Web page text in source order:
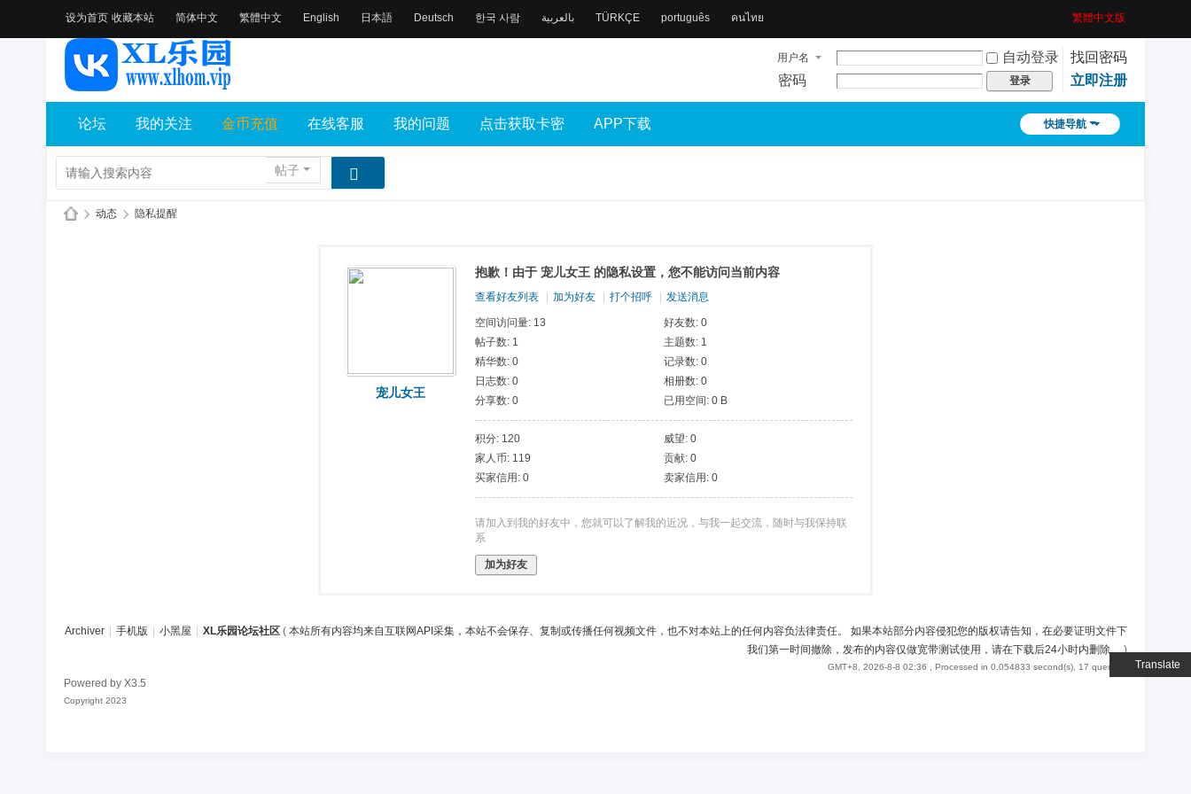
设为首页 收藏本站
Translate
简体中文 繁體中文 English 日本語 Deutsch 한국 사람 بالعربية TÜRKÇE português คนไทย 繁體中文版
用户名 自动登录
找回密码
密码
登录 立即注册
快捷导航
论坛 我的关注 金币充值 在线客服 我的问题 点击获取卡密 APP下载
帖子
› 动态 › 隐私提醒
宠儿女王
抱歉！由于 宠儿女王 的隐私设置，您不能访问当前内容
查看好友列表 加为好友 打个招呼 发送消息
空间访问量: 13
好友数: 0
帖子数: 1
主题数: 1
精华数: 0
记录数: 0
日志数: 0
相册数: 0
分享数: 0
已用空间: 0 B
积分: 120
威望: 0
家人币: 119
贡献: 0
买家信用: 0
卖家信用: 0
请加入到我的好友中，您就可以了解我的近况，与我一起交流，随时与我保持联
系
加为好友
Archiver 手机版 小黑屋 XL乐园论坛社区 ( 本站所有内容均来自互联网API采集，本站不会保存、复制或传播任何视频文件，也不对本站上的任何内容负法律责任。 如果本站部分内容侵犯您的版权请告知，在必要证明文件下
我们第一时间撤除，发布的内容仅做宽带测试使用，请在下载后24小时内删除。)
GMT+8, 2026-8-8 02:36 , Processed in 0.054833 second(s), 17 queries .
Powered by X3.5
Copyright 2023